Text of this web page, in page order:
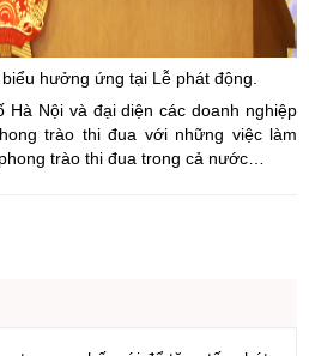
hưởng ứng tại Lễ phát động.
Hà Nội và đại diện các doanh nghiệp
trào thi đua với những việc làm
trào thi đua trong cả nước…